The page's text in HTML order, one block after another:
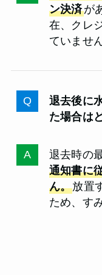
ン決済が
在、クレ
ていません
退去後に
た場合は
退去時の
通知書に
ん。放置
ため、す